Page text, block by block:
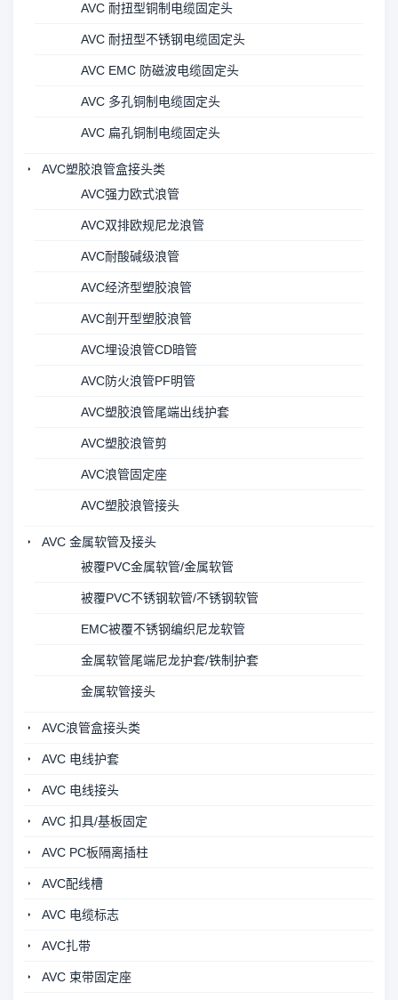
AVC 耐扭型铜制电缆固定头
AVC 耐扭型不锈钢电缆固定头
AVC EMC 防磁波电缆固定头
AVC 多孔铜制电缆固定头
AVC 扁孔铜制电缆固定头
AVC塑胶浪管盒接头类
AVC强力欧式浪管
AVC双排欧规尼龙浪管
AVC耐酸碱级浪管
AVC经济型塑胶浪管
AVC剖开型塑胶浪管
AVC埋设浪管CD暗管
AVC防火浪管PF明管
AVC塑胶浪管尾端出线护套
AVC塑胶浪管剪
AVC浪管固定座
AVC塑胶浪管接头
AVC 金属软管及接头
被覆PVC金属软管/金属软管
被覆PVC不锈钢软管/不锈钢软管
EMC被覆不锈钢编织尼龙软管
金属软管尾端尼龙护套/铁制护套
金属软管接头
AVC浪管盒接头类
AVC 电线护套
AVC 电线接头
AVC 扣具/基板固定
AVC PC板隔离插柱
AVC配线槽
AVC 电缆标志
AVC扎带
AVC 束带固定座